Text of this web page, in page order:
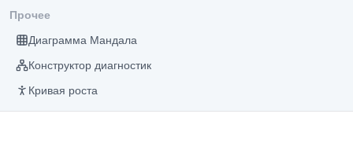
Прочее
Диаграмма Мандала
Конструктор диагностик
Кривая роста